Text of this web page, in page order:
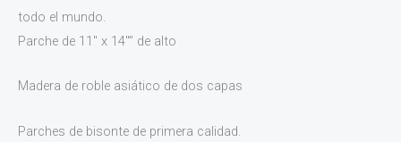
todo el mundo.
Parche de 11″ x 14″” de alto
Madera de roble asiático de dos capas
Parches de bisonte de primera calidad.